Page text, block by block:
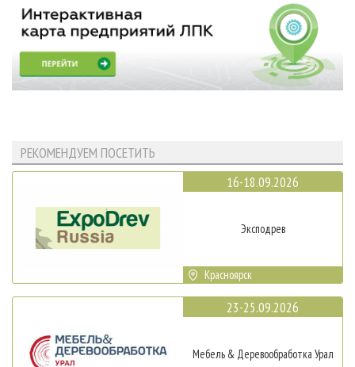
РЕКОМЕНДУЕМ ПОСЕТИТЬ
16-18.09.2026
Эксподрев
Красноярск
23-25.09.2026
Мебель & Деревообработка Урал